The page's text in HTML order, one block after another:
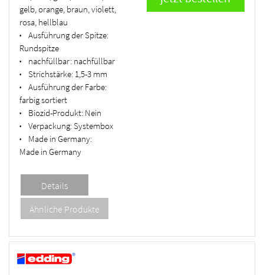
gelb, orange, braun, violett,
rosa, hellblau
•
Ausführung der Spitze:
Rundspitze
• nachfüllbar: nachfüllbar
• Strichstärke: 1,5-3 mm
•
Ausführung der Farbe:
farbig sortiert
• Biozid-Produkt: Nein
• Verpackung: Systembox
•
Made in Germany:
Made in Germany